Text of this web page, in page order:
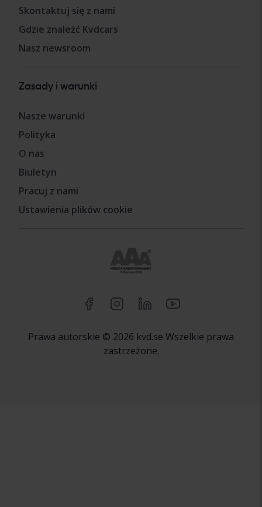
Skontaktuj się z nami
Gdzie znaleźć Kvdcars
Nasz newsroom
Zasady i warunki
Nasze warunki
Polityka
O nas
Biuletyn
Pracuj z nami
Ustawienia plików cookie
Prawa autorskie © 2026 kvd.se Wszelkie prawa
zastrzeżone.